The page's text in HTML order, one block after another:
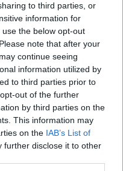
to third parties, or
information for
the below opt-out
note that after your
continue seeing
information utilized by
to third parties prior to
out of the further
by third parties on the
This information may
on the IAB’s List of
further disclose it to other